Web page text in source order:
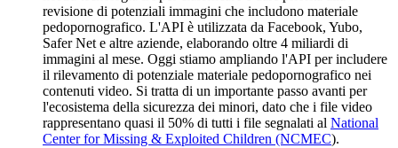
revisione di potenziali immagini che includono materiale
pedopornografico. L'API è utilizzata da Facebook, Yubo,
Safer Net e altre aziende, elaborando oltre 4 miliardi di
immagini al mese. Oggi stiamo ampliando l'API per includere
il rilevamento di potenziale materiale pedopornografico nei
contenuti video. Si tratta di un importante passo avanti per
l'ecosistema della sicurezza dei minori, dato che i file video
rappresentano quasi il 50% di tutti i file segnalati al National
Center for Missing & Exploited Children (NCMEC).